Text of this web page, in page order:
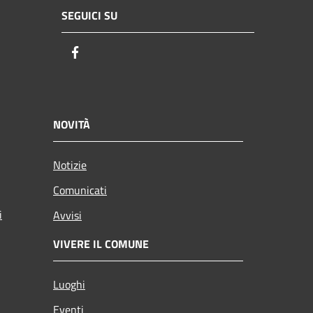
SEGUICI SU
NOVITÀ
Notizie
Comunicati
Avvisi
VIVERE IL COMUNE
Luoghi
Eventi